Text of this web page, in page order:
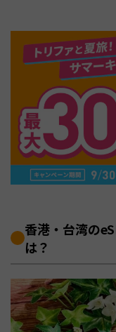
香港・台湾の
は？